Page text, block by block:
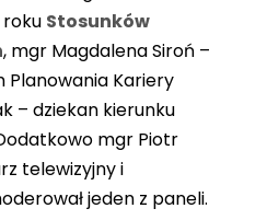
roku Stosunków
, mgr Magdalena Siroń –
Kariery
– dziekan kierunku
mgr Piotr
telewizyjny i
jeden z paneli.